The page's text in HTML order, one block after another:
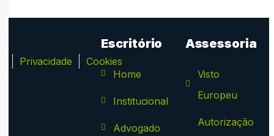
Privacidade Cookies
Escritório
Home
Institucional
Advogado
Assessoria
Visto
Europeu
Autorização